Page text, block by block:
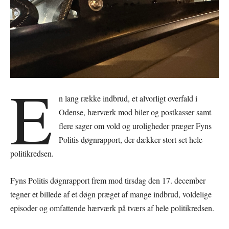
E
n lang række indbrud, et alvorligt overfald i
Odense, hærværk mod biler og postkasser samt
flere sager om vold og uroligheder præger Fyns
Politis døgnrapport, der dækker stort set hele
politikredsen.
Fyns Politis døgnrapport frem mod tirsdag den 17. december
tegner et billede af et døgn præget af mange indbrud, voldelige
episoder og omfattende hærværk på tværs af hele politikredsen.